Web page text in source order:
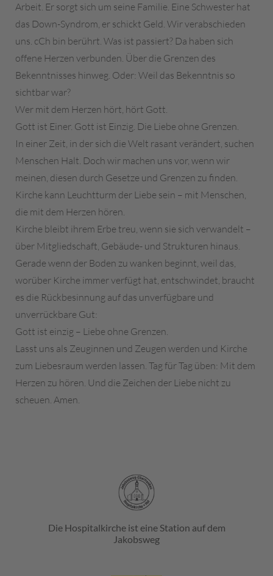
Arbeit. Er sorgt sich um seine Familie. Eine Schwester hat
das Down-Syndrom, er schickt Geld. Wir verabschieden
uns. cCh bin berührt. Was ist passiert? Da haben sich
offene Herzen verbunden. Über die Grenzen des
Bekenntnisses hinweg. Oder: Weil das Bekenntnis so
sichtbar war?
Wer mit dem Herzen hört, hört Gott.
Gott ist Einer. Gott ist Einzig. Die Liebe ohne Grenzen.
In einer Zeit, in der sich die Welt rasant verändert, suchen
Menschen Halt. Doch wir machen uns vor, wenn wir
meinen, diesen durch Gesetze und Grenzen zu finden.
Kirche kann Leuchtturm der Liebe sein – mit Menschen,
die mit dem Herzen hören.
Kirche bleibt ihrem Erbe treu, wenn sie sich verwandelt –
über Mitgliedschaft, Gebäude- und Strukturen hinaus.
Gerade wenn der Boden zu wanken beginnt, weil das,
worüber Kirche immer verfügt hat, entschwindet, braucht
es die Rückbesinnung auf das unverfügbare und
unverrückbare Gut:
Gott ist einzig – Liebe ohne Grenzen.
Lasst uns als Zeuginnen und Zeugen werden und Kirche
zum Liebesraum werden lassen. Tag für Tag üben: Mit dem
Herzen zu hören. Und die Zeichen der Liebe nicht zu
scheuen. Amen.
Die Hospitalkirche ist eine Station auf dem
Jakobsweg